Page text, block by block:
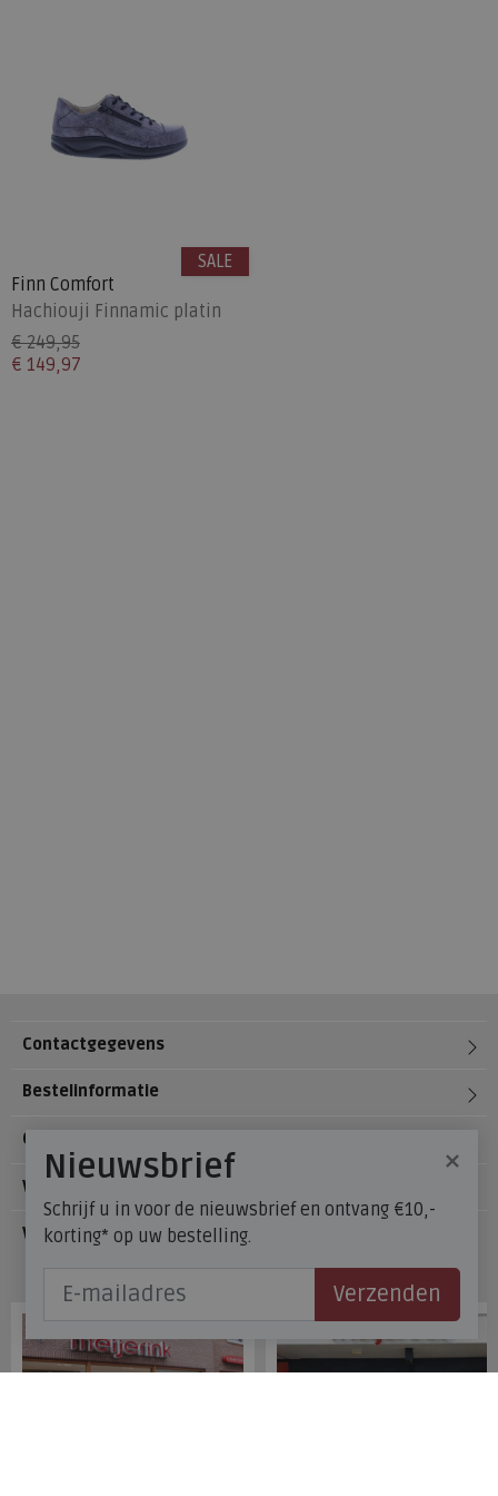
Finn Comfort
Hachiouji Finnamic platin
€ 249,95
€ 149,97
SALE
Contactgegevens
Bestelinformatie
Over Meijerink Schoenen
Voetzorg
Veelgestelde vragen
×
Nieuwsbrief
Schrijf u in voor de nieuwsbrief en ontvang €10,-
korting* op uw bestelling.
Verzenden